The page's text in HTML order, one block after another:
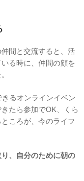
間と交流すると、活
る時に、仲間の顔を
るオンラインイベン
たら参加でOK、くら
ころが、今のライフ
、自分のために朝の